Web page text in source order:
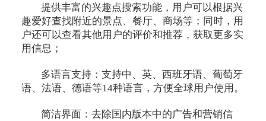
提供丰富的兴趣点搜索功能，用户可以根据兴
趣爱好查找附近的景点、餐厅、商场等；同时，用
户还可以查看其他用户的评价和推荐，获取更多实
用信息；
多语言支持：支持中、英、西班牙语、葡萄牙
语、法语、德语等14种语言，方便全球用户使用。
简洁界面：去除国内版本中的广告和营销信